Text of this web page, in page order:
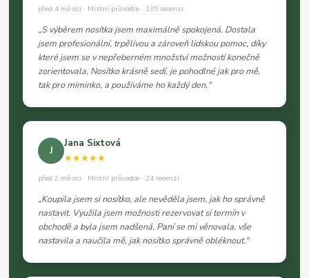
před 4 měsíci · Místní průvodce · 135 recenzí
„S výběrem nosítka jsem maximálně spokojená. Dostala
jsem profesionální, trpělivou a zároveň lidskou pomoc, díky
které jsem se v nepřeberném množství možností konečně
zorientovala. Nosítko krásně sedí, je pohodlné jak pro mě,
tak pro miminko, a používáme ho každý den."
J
Jana Sixtová
★★★★★
před 2 měsíci · Místní průvodce · 24 recenzí
„Koupila jsem si nosítko, ale nevěděla jsem, jak ho správně
nastavit. Využila jsem možnosti rezervovat si termín v
obchodě a byla jsem nadšená. Paní se mi věnovala, vše
nastavila a naučila mě, jak nosítko správně obléknout."